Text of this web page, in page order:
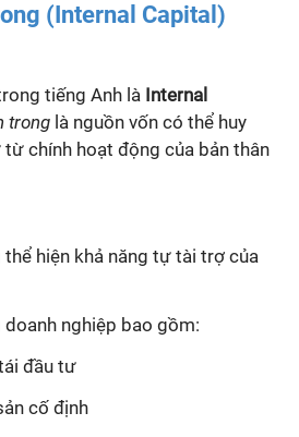
(Internal Capital)
tiếng Anh là Internal
trong là nguồn vốn có thể huy
chính hoạt động của bản thân
hiện khả năng tự tài trợ của
nghiệp bao gồm:
đầu tư
cố định